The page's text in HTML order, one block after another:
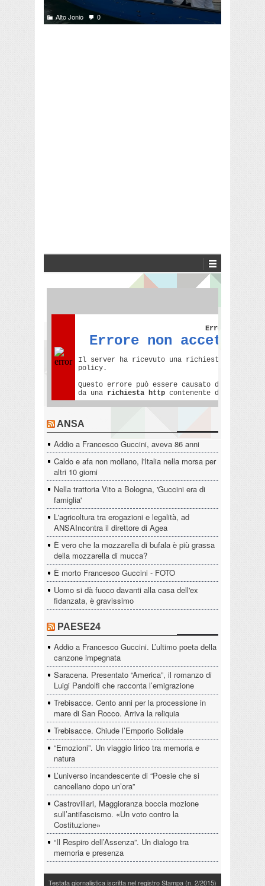
Alto Jonio 0
ANSA
Addio a Francesco Guccini, aveva 86 anni
Caldo e afa non mollano, l'Italia nella morsa per
altri 10 giorni
Nella trattoria Vito a Bologna, 'Guccini era di
famiglia'
L'agricoltura tra erogazioni e legalità, ad
ANSAIncontra il direttore di Agea
È vero che la mozzarella di bufala è più grassa
della mozzarella di mucca?
È morto Francesco Guccini - FOTO
Uomo si dà fuoco davanti alla casa dell'ex
fidanzata, è gravissimo
PAESE24
Addio a Francesco Guccini. L’ultimo poeta della
canzone impegnata
Saracena. Presentato “America”, il romanzo di
Luigi Pandolfi che racconta l’emigrazione
Trebisacce. Cento anni per la processione in
mare di San Rocco. Arriva la reliquia
Trebisacce. Chiude l’Emporio Solidale
“Emozioni”. Un viaggio lirico tra memoria e
natura
L’universo incandescente di “Poesie che si
cancellano dopo un’ora”
Castrovillari, Maggioranza boccia mozione
sull’antifascismo. «Un voto contro la
Costituzione»
“Il Respiro dell’Assenza”. Un dialogo tra
memoria e presenza
Testata giornalistica iscritta nel registro Stampa (n. 2/2015)